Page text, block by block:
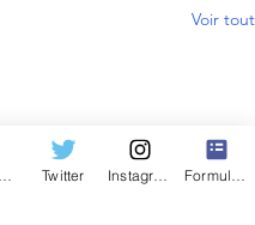
Voir tout
Twitter